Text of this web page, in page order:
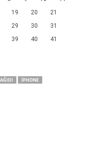
19 20
21
29 30
31
39 40
41
IPHONE